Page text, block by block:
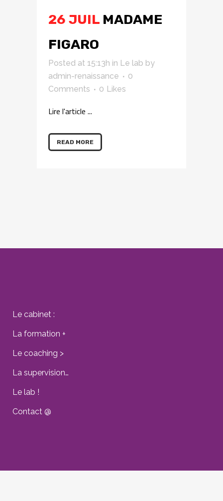
26 JUIL MADAME
FIGARO
Posted at 15:13h in Le lab by
admin-renaissance
0
Comments
0 Likes
Lire l'article ...
READ MORE
Le cabinet :
La formation +
Le coaching >
La supervision…
Le lab !
Contact @